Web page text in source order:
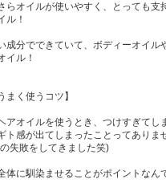
らオイルが使いやすく、とっても支
ル！
成分でできていて、ボディーオイル
イル！
まく使うコツ】
アオイルを使うとき、つけすぎてし
ト感が出てしまったことってありま
失敗をしてきました笑)
体に馴染ませることがポイントなん